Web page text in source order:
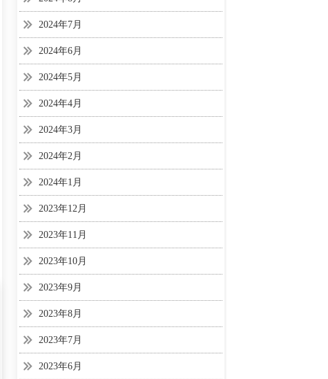
2024年7月
2024年6月
2024年5月
2024年4月
2024年3月
2024年2月
2024年1月
2023年12月
2023年11月
2023年10月
2023年9月
2023年8月
2023年7月
2023年6月